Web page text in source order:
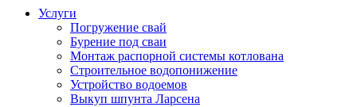
Услуги
Погружение свай
Бурение под сваи
Монтаж распорной системы котлована
Строительное водопонижение
Устройство водоемов
Выкуп шпунта Ларсена